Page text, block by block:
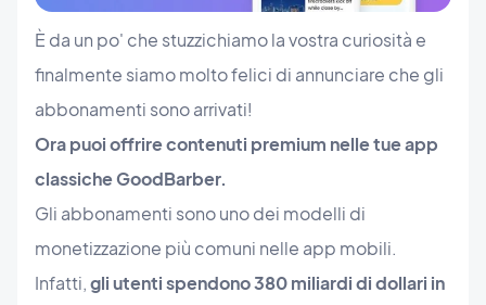
È da un po' che stuzzichiamo la vostra curiosità e
finalmente siamo molto felici di annunciare che gli
abbonamenti sono arrivati!
Ora puoi offrire contenuti premium nelle tue app
classiche GoodBarber.
Gli abbonamenti sono uno dei modelli di
monetizzazione più comuni nelle app mobili.
Infatti,gli utenti spendono 380 miliardi di dollari in